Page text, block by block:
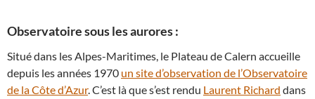
Observatoire sous les aurores :
Situé dans les Alpes-Maritimes, le Plateau de Calern accueille
depuis les années 1970 un site d’observation de l’Observatoire
de la Côte d’Azur. C’est là que s’est rendu Laurent Richard dans